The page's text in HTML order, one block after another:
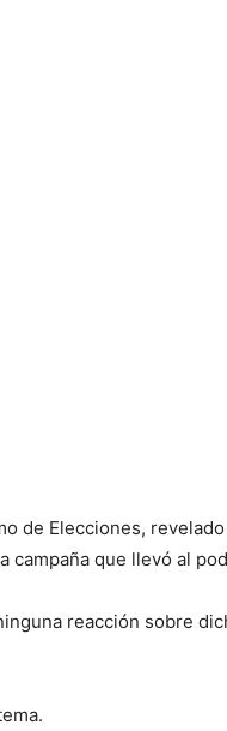
de Elecciones,
campaña que llevó al
reacción sobre